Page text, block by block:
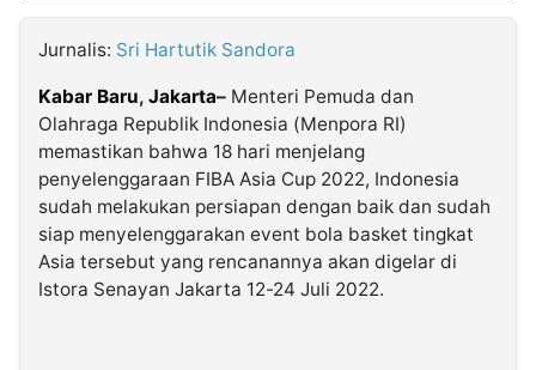
Kabarbaru.co
2026
Media
Jurnalis: Sri Hartutik Sandora
Kabar Baru, Jakarta– Menteri Pemuda dan
Olahraga Republik Indonesia (Menpora RI)
memastikan bahwa 18 hari menjelang
penyelenggaraan FIBA Asia Cup 2022, Indonesia
sudah melakukan persiapan dengan baik dan sudah
siap menyelenggarakan event bola basket tingkat
Asia tersebut yang rencanannya akan digelar di
Istora Senayan Jakarta 12-24 Juli 2022.